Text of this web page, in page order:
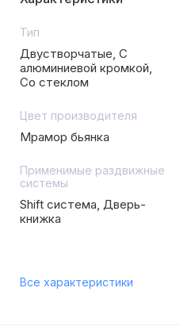
Тип
Двустворчатые, С
алюминиевой кромкой,
Со стеклом
Цвет производителя
Мрамор бьянка
Применимые раздвижные
системы
Shift система, Дверь-
книжка
Все характеристики